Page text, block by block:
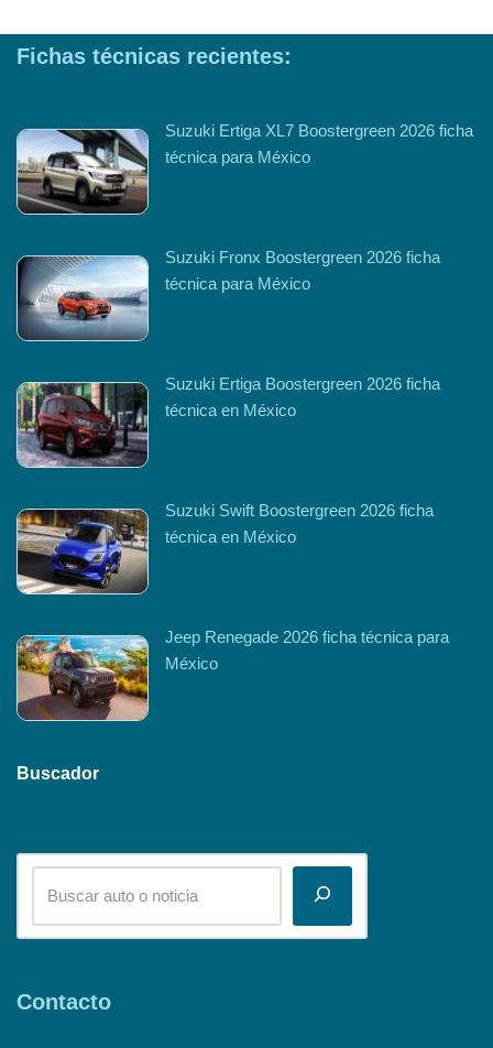
Fichas técnicas recientes:
Suzuki Ertiga XL7 Boostergreen 2026 ficha
técnica para México
Suzuki Fronx Boostergreen 2026 ficha
técnica para México
Suzuki Ertiga Boostergreen 2026 ficha
técnica en México
Suzuki Swift Boostergreen 2026 ficha
técnica en México
Jeep Renegade 2026 ficha técnica para
México
Buscador
Contacto